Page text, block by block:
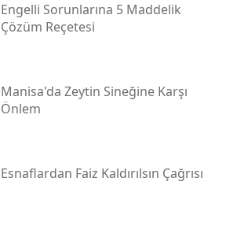
Engelli Sorunlarına 5 Maddelik
Çözüm Reçetesi
Manisa'da Zeytin Sineğine Karşı
Önlem
Esnaflardan Faiz Kaldırılsın Çağrısı